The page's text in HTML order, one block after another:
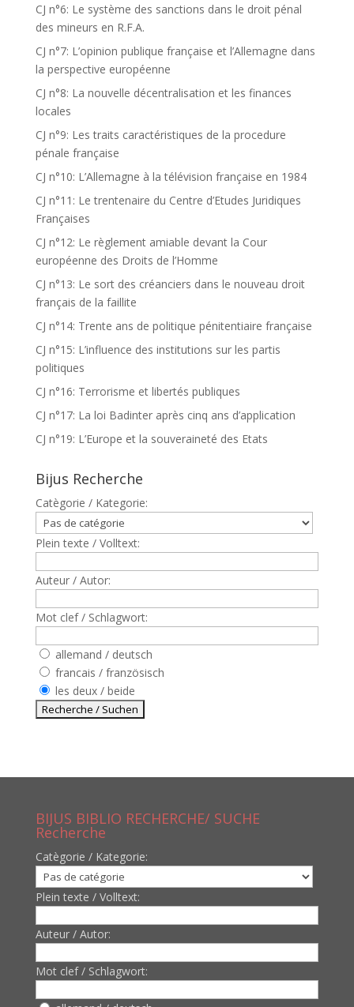
CJ n°6: Le système des sanctions dans le droit pénal
des mineurs en R.F.A.
CJ n°7: L’opinion publique française et l’Allemagne dans
la perspective européenne
CJ n°8: La nouvelle décentralisation et les finances
locales
CJ n°9: Les traits caractéristiques de la procedure
pénale française
CJ n°10: L’Allemagne à la télévision française en 1984
CJ n°11: Le trentenaire du Centre d’Etudes Juridiques
Françaises
CJ n°12: Le règlement amiable devant la Cour
européenne des Droits de l’Homme
CJ n°13: Le sort des créanciers dans le nouveau droit
français de la faillite
CJ n°14: Trente ans de politique pénitentiaire française
CJ n°15: L’influence des institutions sur les partis
politiques
CJ n°16: Terrorisme et libertés publiques
CJ n°17: La loi Badinter après cinq ans d’application
CJ n°19: L’Europe et la souveraineté des Etats
Bijus Recherche
Catègorie / Kategorie:
Plein texte / Volltext:
Auteur / Autor:
Mot clef / Schlagwort:
allemand / deutsch
francais / französisch
les deux / beide
BIJUS BIBLIO RECHERCHE/ SUCHE
Recherche
Catègorie / Kategorie:
Plein texte / Volltext:
Auteur / Autor:
Mot clef / Schlagwort: